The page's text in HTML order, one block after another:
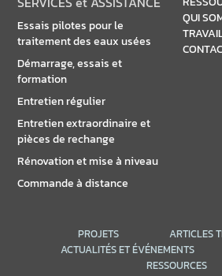
Essais pilotes pour le
traitement des eaux usées
Démarrage, essais et
formation
Entretien régulier
Entretien extraordinaire et
pièces de rechange
Rénovation et mise à niveau
Commande à distance
QUI
PROJETS
ARTICLES
ACTUALITÉS ET ÉVÉNEMENTS
RESSOURCES